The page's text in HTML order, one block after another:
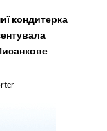
кондитерка